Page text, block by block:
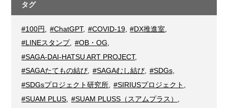
タグ
#100円 #ChatGPT, #COVID-19, #DX推進室
#LINEスタンプ, #OB・OG
#SAGA-DAI-HATSU ART PROJECT,
#SAGAたてもの結び, #SAGAむし結び, #SDGs,
#SDGsプロジェクト研究所
#SIRIUSプロジェクト
#SUAM PLUS
#SUAM PLUSS（スアムプラス）